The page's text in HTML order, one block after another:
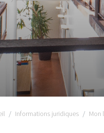
Informations juridiques Mon